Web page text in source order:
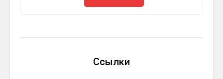
Ссылки